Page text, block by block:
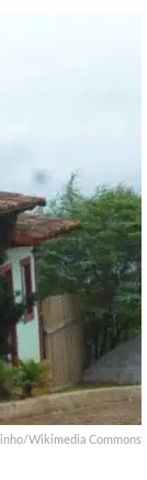
Wikimedia Commons